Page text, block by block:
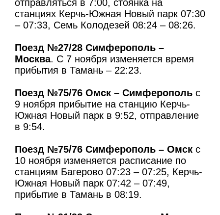
отправляться в 7:00, стоянка на
станциях Керчь-Южная Новый парк 07:30
– 07:33, Семь Колодезей 08:24 – 08:26.
Поезд №27/28 Симферополь –
Москва. С 7 ноября изменяется время
прибытия в Тамань – 22:23.
Поезд №75/76 Омск – Симферополь с
9 ноября прибытие на станцию Керчь-
Южная Новый парк в 9:52, отправление
в 9:54.
Поезд №75/76 Симферополь – Омск с
10 ноября изменяется расписание по
станциям Багерово 07:23 – 07:25, Керчь-
Южная Новый парк 07:42 – 07:49,
прибытие в Тамань в 08:19.